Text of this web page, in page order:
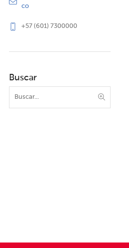
co
+57 (601) 7300000
Buscar